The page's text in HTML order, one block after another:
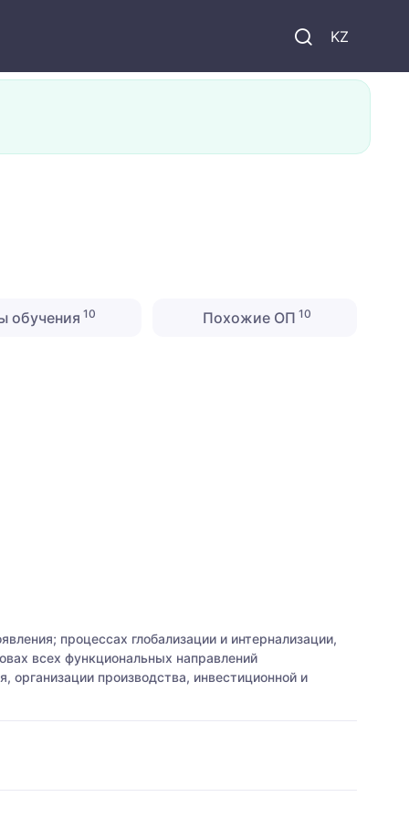
KZ
обучения 10 Похожие ОП 10
процессах глобализации и интернализации,
всех функциональных направлений
производства, инвестиционной и